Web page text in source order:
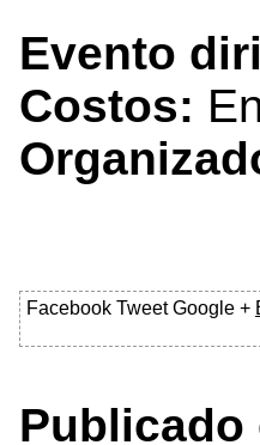
Evento
Costos:
Facebook Tweet Google +
Publicado